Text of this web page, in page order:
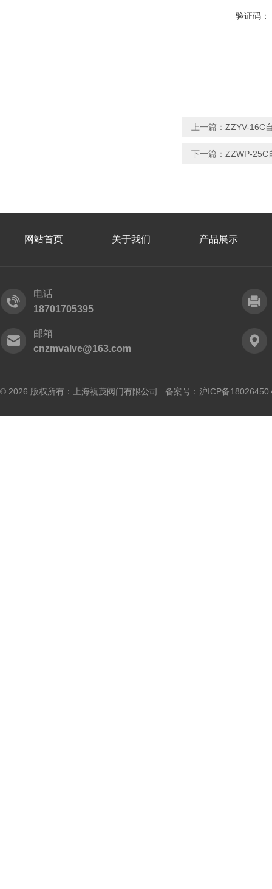
验证码：
上一篇： ZZYV-16C
下一篇： ZZWP-25C
网站首页 关于我们 产品展示
电话
18701705395
邮箱
cnzmvalve@163.com
© 2026 版权所有：上海祝茂阀门有限公司 备案号： 沪ICP备18026450